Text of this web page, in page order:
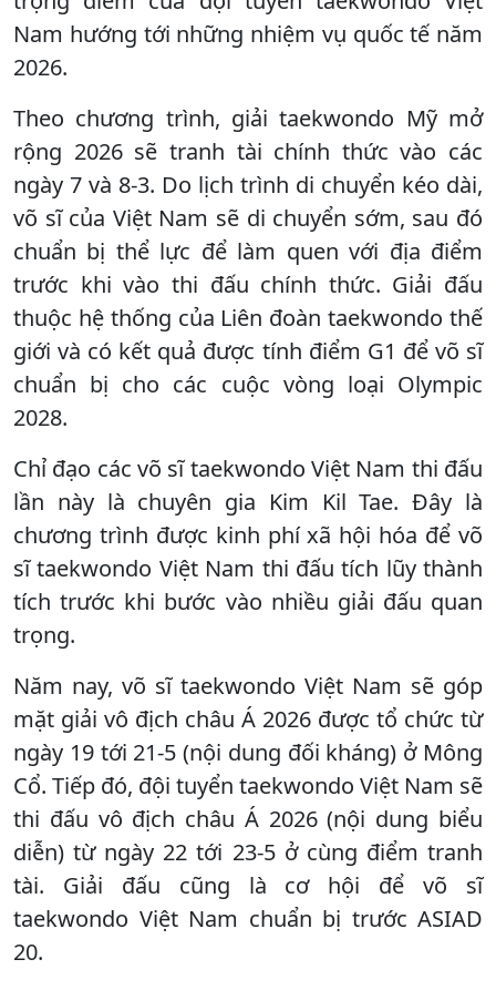
Nam hướng tới những nhiệm vụ quốc tế năm
2026.
Theo chương trình, giải taekwondo Mỹ mở
rộng 2026 sẽ tranh tài chính thức vào các
ngày 7 và 8-3. Do lịch trình di chuyển kéo dài,
võ sĩ của Việt Nam sẽ di chuyển sớm, sau đó
chuẩn bị thể lực để làm quen với địa điểm
trước khi vào thi đấu chính thức. Giải đấu
thuộc hệ thống của Liên đoàn taekwondo thế
giới và có kết quả được tính điểm G1 để võ sĩ
chuẩn bị cho các cuộc vòng loại Olympic
2028.
Chỉ đạo các võ sĩ taekwondo Việt Nam thi đấu
lần này là chuyên gia Kim Kil Tae. Đây là
chương trình được kinh phí xã hội hóa để võ
sĩ taekwondo Việt Nam thi đấu tích lũy thành
tích trước khi bước vào nhiều giải đấu quan
trọng.
Năm nay, võ sĩ taekwondo Việt Nam sẽ góp
mặt giải vô địch châu Á 2026 được tổ chức từ
ngày 19 tới 21-5 (nội dung đối kháng) ở Mông
Cổ. Tiếp đó, đội tuyển taekwondo Việt Nam sẽ
thi đấu vô địch châu Á 2026 (nội dung biểu
diễn) từ ngày 22 tới 23-5 ở cùng điểm tranh
tài. Giải đấu cũng là cơ hội để võ sĩ
taekwondo Việt Nam chuẩn bị trước ASIAD
20.